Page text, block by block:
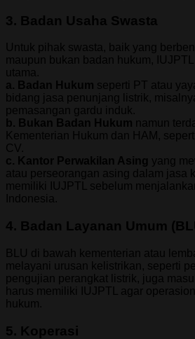
3. Badan Usaha Swasta
Untuk pihak swasta, baik yang
maupun bukan badan hukum,
utama.
a. Badan Hukum seperti PT atau
bidang jasa penunjang listrik,
pemasangan gardu induk.
b. Bukan Badan Hukum namun
Kementerian Hukum dan HAM,
CV.
c. Kantor Perwakilan Asing yang
atau perseorangan asing dalam jasa
memiliki IUJPTL sebelum
Indonesia.
4. Badan Layanan Umum
BLU di bawah kementerian atau
melayani urusan kelistrikan, seperti
pengujian perangkat listrik, juga
harus memiliki IUJPTL agar
hukum.
5. Koperasi